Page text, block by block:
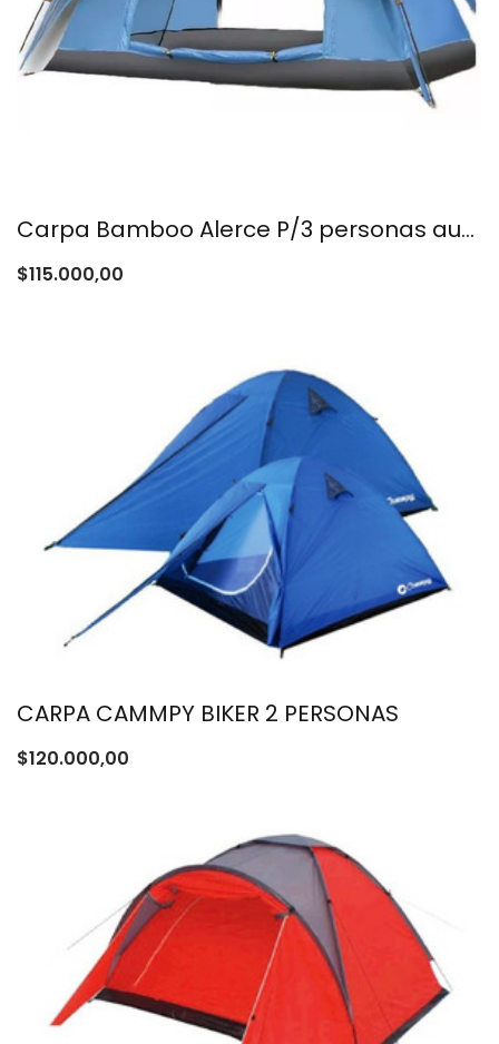
Carpa Bamboo Alerce P/3 personas automatica.-
$115.000,00
CARPA CAMMPY BIKER 2 PERSONAS
$120.000,00